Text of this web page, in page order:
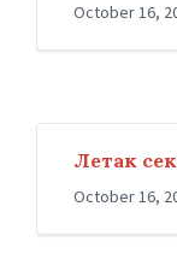
October 16,
Летак
October 16,